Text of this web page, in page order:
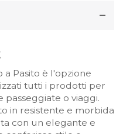
a Pasito è l'opzione
tutti i prodotti per
o viaggi.
in resistente e morbida
con un elegante e